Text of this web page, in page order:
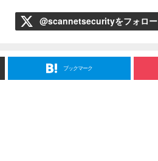
@scannetsecurityをフォロー
ブックマーク